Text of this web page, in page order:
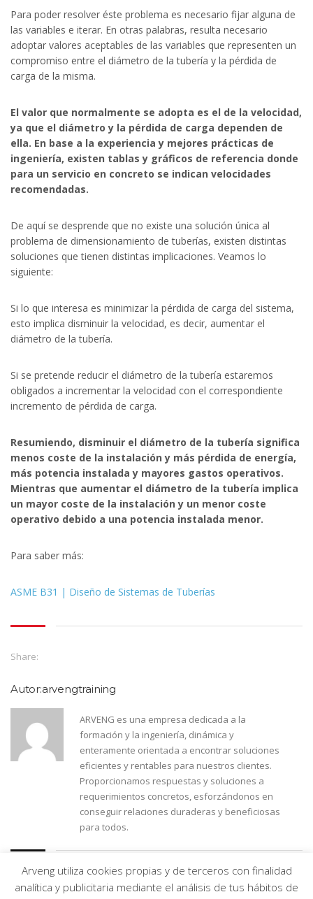
Para poder resolver éste problema es necesario fijar alguna de
las variables e iterar. En otras palabras, resulta necesario
adoptar valores aceptables de las variables que representen un
compromiso entre el diámetro de la tubería y la pérdida de
carga de la misma.
El valor que normalmente se adopta es el de la velocidad,
ya que el diámetro y la pérdida de carga dependen de
ella. En base a la experiencia y mejores prácticas de
ingeniería, existen tablas y gráficos de referencia donde
para un servicio en concreto se indican velocidades
recomendadas.
De aquí se desprende que no existe una solución única al
problema de dimensionamiento de tuberías, existen distintas
soluciones que tienen distintas implicaciones. Veamos lo
siguiente:
Si lo que interesa es minimizar la pérdida de carga del sistema,
esto implica disminuir la velocidad, es decir, aumentar el
diámetro de la tubería.
Si se pretende reducir el diámetro de la tubería estaremos
obligados a incrementar la velocidad con el correspondiente
incremento de pérdida de carga.
Resumiendo, disminuir el diámetro de la tubería significa
menos coste de la instalación y más pérdida de energía,
más potencia instalada y mayores gastos operativos.
Mientras que aumentar el diámetro de la tubería implica
un mayor coste de la instalación y un menor coste
operativo debido a una potencia instalada menor.
Para saber más:
ASME B31 | Diseño de Sistemas de Tuberías
Share:
Autor:arvengtraining
ARVENG es una empresa dedicada a la
formación y la ingeniería, dinámica y
enteramente orientada a encontrar soluciones
eficientes y rentables para nuestros clientes.
Proporcionamos respuestas y soluciones a
requerimientos concretos, esforzándonos en
conseguir relaciones duraderas y beneficiosas
para todos.
Arveng utiliza cookies propias y de terceros con finalidad
analítica y publicitaria mediante el análisis de tus hábitos de